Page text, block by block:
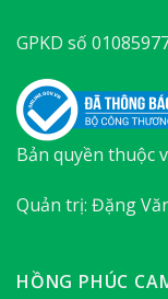
GPKD số
Bản quyền thuộc
Quản trị: Đặng
HỒNG PHÚC